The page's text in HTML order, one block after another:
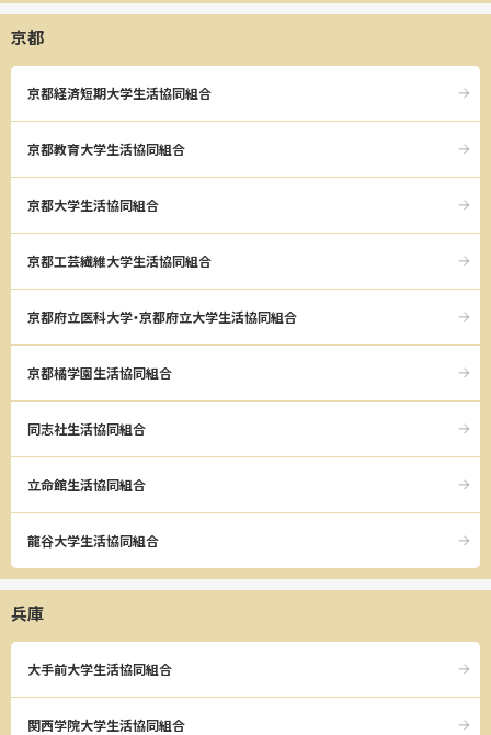
京都
京都経済短期大学生活協同組合
京都教育大学生活協同組合
京都大学生活協同組合
京都工芸繊維大学生活協同組合
京都府立医科大学・京都府立大学生活協同組合
京都橘学園生活協同組合
同志社生活協同組合
立命館生活協同組合
龍谷大学生活協同組合
兵庫
大手前大学生活協同組合
関西学院大学生活協同組合